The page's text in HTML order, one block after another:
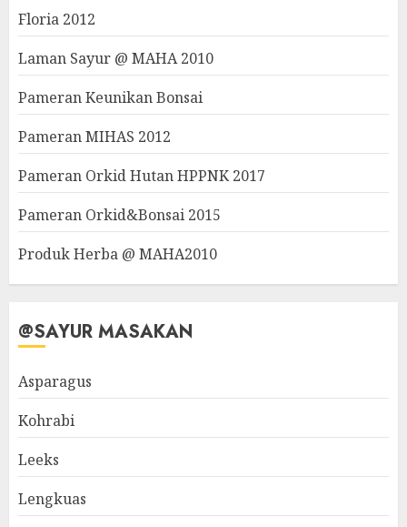
Floria 2012
Laman Sayur @ MAHA 2010
Pameran Keunikan Bonsai
Pameran MIHAS 2012
Pameran Orkid Hutan HPPNK 2017
Pameran Orkid&Bonsai 2015
Produk Herba @ MAHA2010
@SAYUR MASAKAN
Asparagus
Kohrabi
Leeks
Lengkuas